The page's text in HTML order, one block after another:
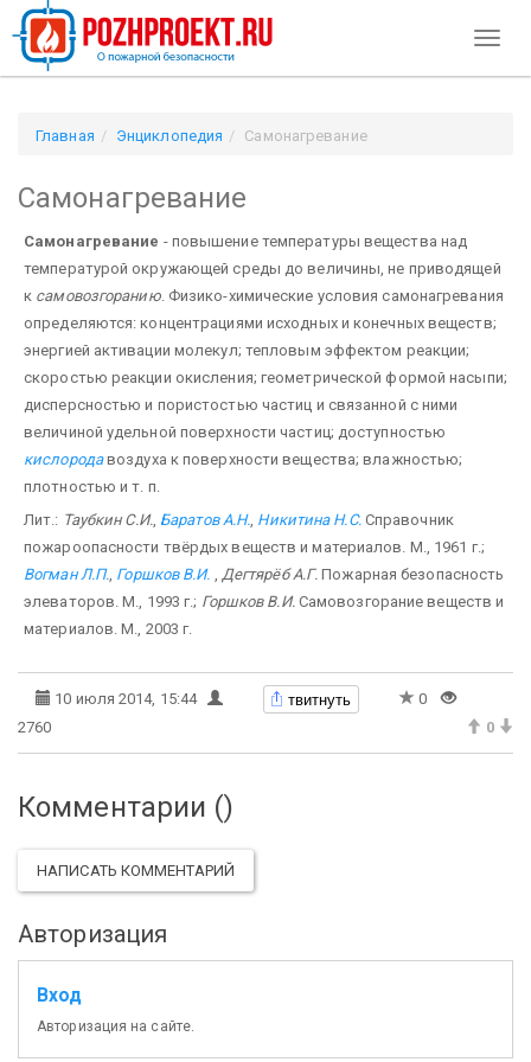
Главная Энциклопедия Самонагревание
Самонагревание
Самонагревание - повышение температуры вещества над
температурой окружающей среды до величины, не приводящей
к самовозгоранию. Физико-химические условия самонагревания
определяются: концентрациями исходных и конечных веществ;
энергией активации молекул; тепловым эффектом реакции;
скоростью реакции окисления; геометрической формой насыпи;
дисперсностью и пористостью частиц и связанной с ними
величиной удельной поверхности частиц; доступностью
кислородавоздуха к поверхности вещества; влажностью;
плотностью и т. п.
Лит.: Таубкин С.И. Баратов А.Н. Никитина Н.С. Справочник
пожароопасности твёрдых веществ и материалов. М., 1961 г.;
Вогман Л.П. Горшков В.И. Дегтярёб А.Г. Пожарная безопасность
элеваторов. М., 1993 г.; Горшков В.И. Самовозгорание веществ и
материалов. М., 2003 г.
10 июля 2014, 15:44 твитнуть
0
2760
0
Комментарии ()
НАПИСАТЬ КОММЕНТАРИЙ
Авторизация
Вход
Авторизация на сайте.